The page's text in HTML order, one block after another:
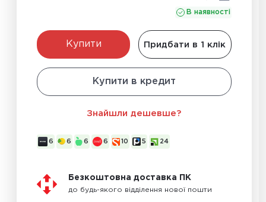
В наявності
Купити
Купити в кредит
Придбати в 1 клік
Знайшли дешевше?
6 6 6 6 10 5 24
Безкоштовна доставка ПК
до будь-якого відділення нової пошти